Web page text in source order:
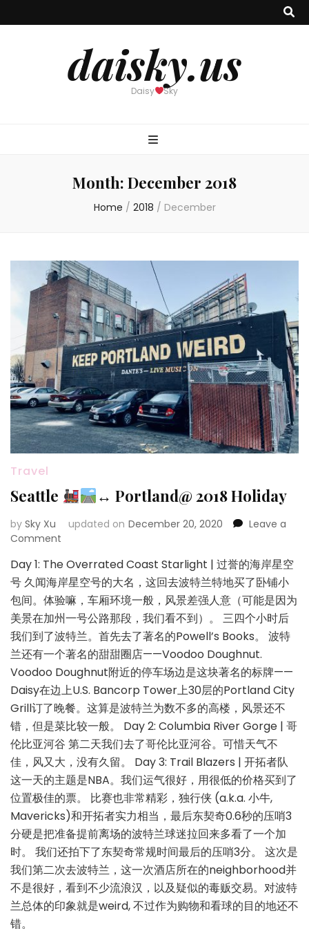
daisky.us
Daisy Sky
Month: December 2018
Home / 2018 / December
Travel
Seattle ↔️ Portland@ 2018 Holiday
by Sky Xu updated on December 20, 2020
Leave a
Comment
↔️
Portland@
2018
Holiday
Day 1: The Overrated Coast Starlight | 过誉的海岸星空
号 久闻海岸星空号的大名，这回去波特兰特地买了卧铺小
包间。体验嘛，车厢环境一般，风景差强人意（可能是因为
美景在加州一号公路那段，我们看不到）。 三四个小时后
我们到了波特兰。首先去了著名的Powell’s Books。 波特
兰还有一个著名的甜甜圈店——Voodoo Doughnut.
Voodoo Doughnut附近的停车场边是这块著名的标牌——
Daisy在边上U.S. Bancorp Tower上30层的Portland City
Grill订了晚餐。这算是波特兰为数不多的高楼，风景还不
错，但是菜比较一般。 Day 2: Columbia River Gorge | 哥
伦比亚河谷 第二天我们去了哥伦比亚河谷。可惜天气不
佳，风又大，没有久留。 Day 3: Trail Blazers | 开拓者队
这一天的主题是NBA。我们运气很好，用很低的价格买到了
位置极佳的票。 比赛也非常精彩，独行侠 (a.k.a. 小牛,
Mavericks)和开拓者实力相当，最后东契奇0.6秒的压哨3
分硬是把准备提前离场的波特兰球迷拉回来多看了一个加
时。 我们还拍下了东契奇常规时间最后的压哨3分。 这次是
我们第二次去波特兰，这一次酒店所在的neighborhood并
不是很好，看到不少流浪汉，以及疑似的毒贩交易。对波特
兰总体的印象就是weird, 不过作为购物和看球的目的地还不
错。